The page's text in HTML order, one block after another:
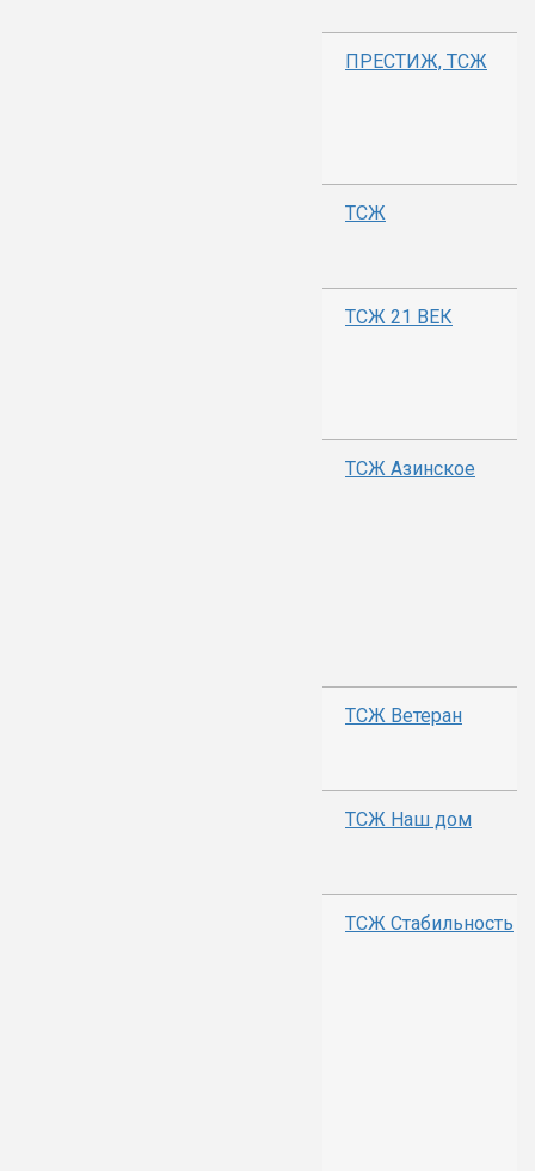
ПРЕСТИЖ, ТСЖ
ТСЖ
ТСЖ 21 ВЕК
ТСЖ Азинское
ТСЖ Ветеран
ТСЖ Наш дом
ТСЖ Стабильность